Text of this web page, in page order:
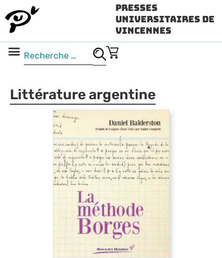
Presses
Universitaires de
Vincennes
Littérature argentine